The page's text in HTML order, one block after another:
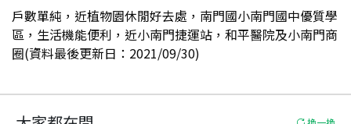
戶數單純，近植物園休閒好去處，南門國小南門國中優質學
區，生活機能便利，近小南門捷運站，和平醫院及小南門商
圈(資料最後更新日：2021/09/30)